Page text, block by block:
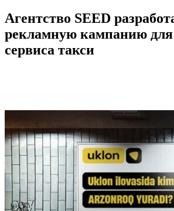
Агентство SEED
рекламную кампанию для
сервиса такси